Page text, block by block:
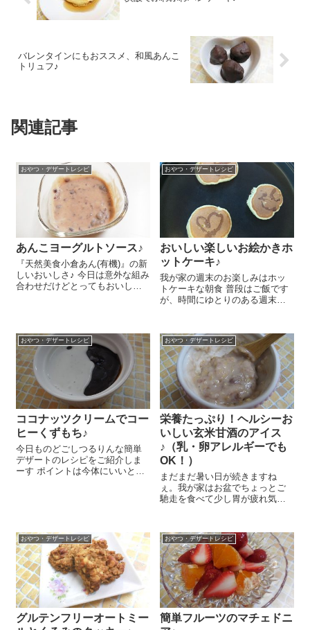
バレンタインにもおススメ、和風あんこ
トリュフ♪
関連記事
おやつ・デザートレシピ
あんこヨーグルトソース♪
『天然美食小倉あん(有機)』の新
しいおいしさ♪ 今日は意外な組み
合わせだけどとってもおいしい
だけ...
おやつ・デザートレシピ
おいしい楽しいお絵かきホ
ットケーキ♪
我が家の週末のお楽しみはホッ
トケーキな朝食 普段はご飯です
が、時間にゆとりのある週末の
＾。最近のお気に入りはお絵か
きホットケーキ かわいく絵を描
きながら自分達でホットケーキ
を焼くのが週末...
おやつ・デザートレシピ
ココナッツクリームでコー
ヒーくずもち♪
今日ものどごしつるりんな簡単
デザートのレシピをご紹介しま
ーす ポイントは今体にいいと話
穀...
おやつ・デザートレシピ
栄養たっぷり！ヘルシーお
いしい玄米甘酒のアイス
♪（乳・卵アレルギーでも
OK！）
まだまだ暑い日が続きますね
ぇ。我が家はお盆でちょっとご
馳走を食べて少し胃が疲れ気味
酒のアイスを作ってみました
ー。混ぜるだけでとっても簡単
だけど、すごーくおいしいんで
すよ～😉 乳製品を使...
おやつ・デザートレシピ
グルテンフリーオートミー
おやつ・デザートレシピ
簡単フルーツのマチェドニ